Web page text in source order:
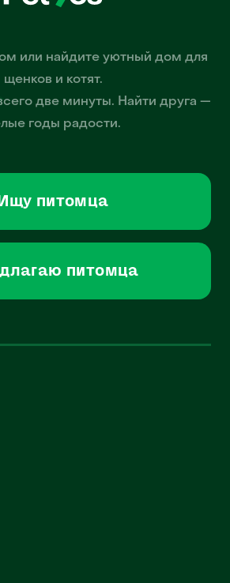
или найдите уютный дом для
щенков и котят.
две минуты. Найти друга —
годы радости.
Ищу питомца
питомца